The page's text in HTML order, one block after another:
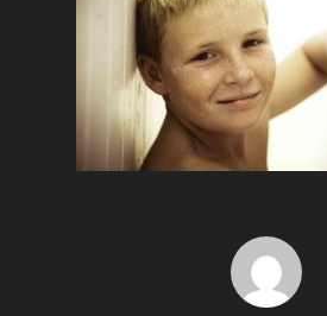
Hit enter to search or ESC to close